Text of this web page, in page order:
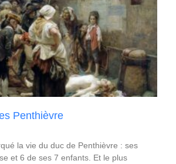
Penthièvre
la vie du duc de Penthièvre : ses
et 6 de ses 7 enfants. Et le plus